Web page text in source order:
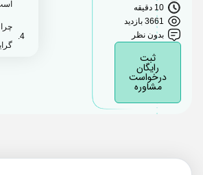
10 دقیقه
3661 بازدید
بدون نظر
رایگان
درخواست
مشاوره
چرا بعضی
گرایش